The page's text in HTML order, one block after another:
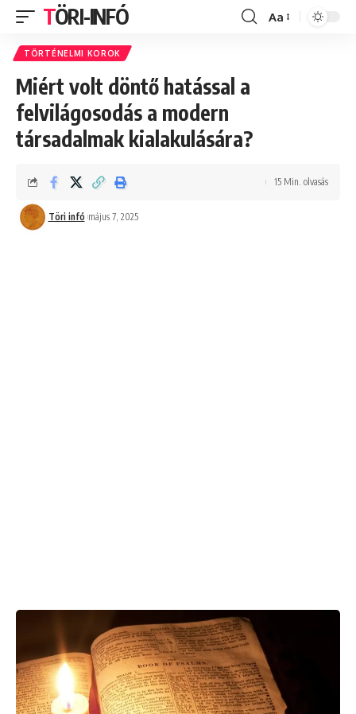
TÖRI-INFÓ
Font
Aa
TÖRTÉNELMI KOROK
Miért volt döntő hatással a
felvilágosodás a modern
társadalmak kialakulására?
Töri infó május 7, 2025
15 Min. olvasás